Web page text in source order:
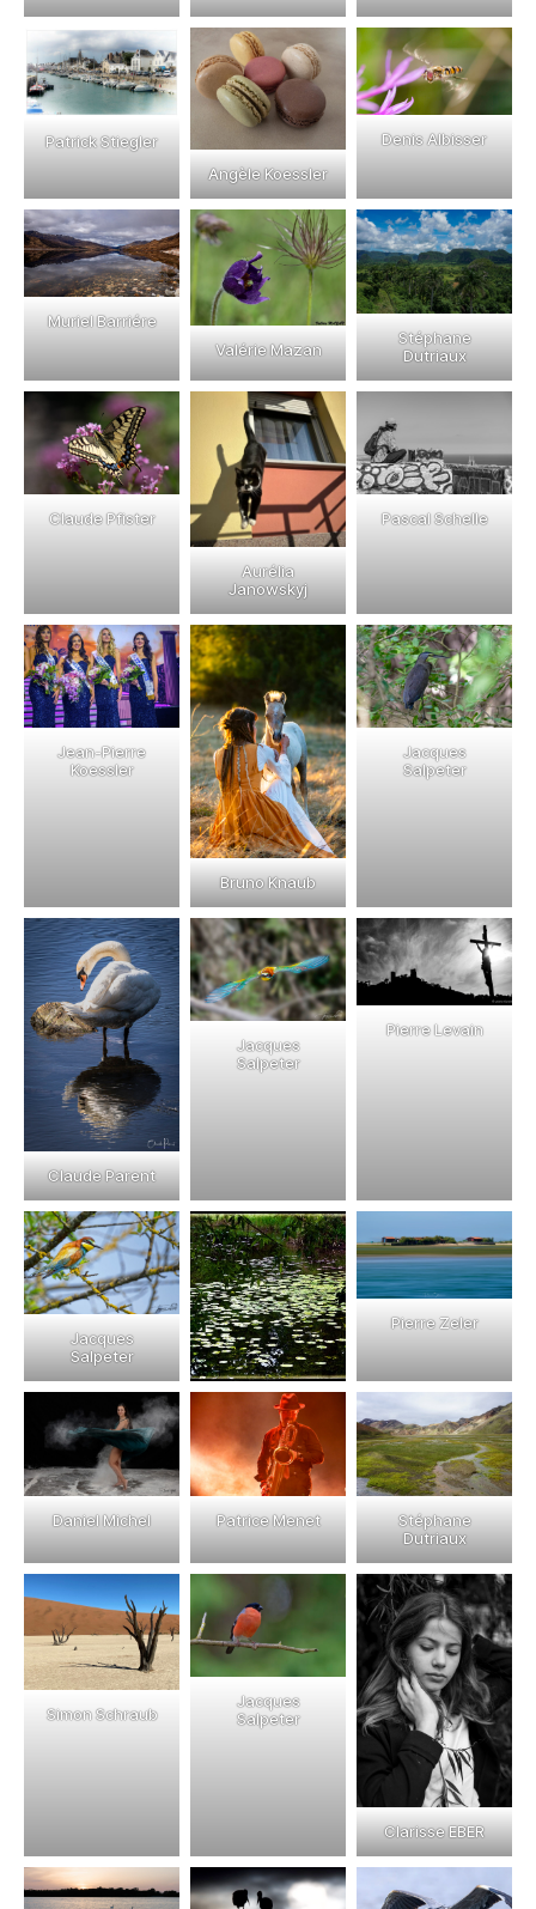
Patrick Stiegler
Angèle Koessler
Denis Albisser
Muriel Barriére
Valérie Mazan
Stéphane
Dutriaux
Claude Pfister
Aurélia
Janowskyj
Pascal Schelle
Jean-Pierre
Koessler
Bruno Knaub
Jacques
Salpeter
Claude Parent
Jacques
Salpeter
Pierre Levain
Jacques
Salpeter
Pierre Zeler
Daniel Michel Patrice Menet
Stéphane
Dutriaux
Simon Schraub
Jacques
Salpeter
Clarisse EBER